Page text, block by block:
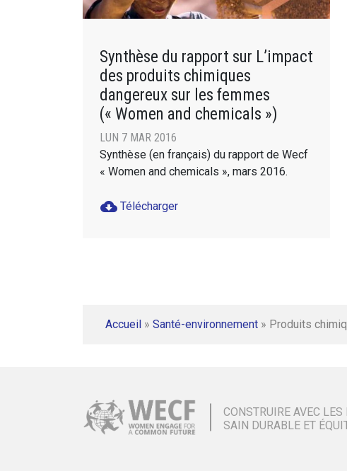
Synthèse du rapport sur L’impact
des produits chimiques
dangereux sur les femmes
(« Women and chemicals »)
LUN 7 MAR 2016
Synthèse (en français) du rapport de Wecf
« Women and chemicals », mars 2016.
cloud_download Télécharger
Accueil » Santé-environnement » Produits
CONSTRUIRE AVEC
SAIN DURABLE ET